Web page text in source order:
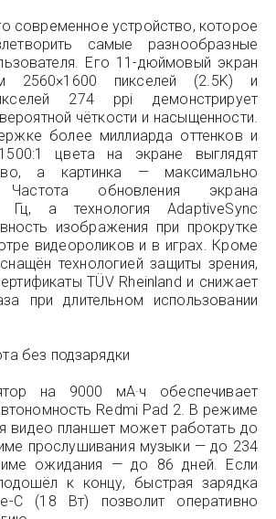
современное устройство, которое
самые разнообразные
Его 11-дюймовый экран
2560×1600 пикселей (2.5K) и
274 ppi демонстрирует
чёткости и насыщенности.
более миллиарда оттенков и
цвета на экране выглядят
а картинка — максимально
Частота обновления экрана
Гц, а технология AdaptiveSync
изображения при прокрутке
видеороликов и в играх. Кроме
технологией защиты зрения,
TÜV Rheinland и снижает
при длительном использовании
без подзарядки
на 9000 мА·ч обеспечивает
Redmi Pad 2. В режиме
видео планшет может работать до
прослушивания музыки — до 234
ожидания — до 86 дней. Если
к концу, быстрая зарядка
C (18 Вт) позволит оперативно